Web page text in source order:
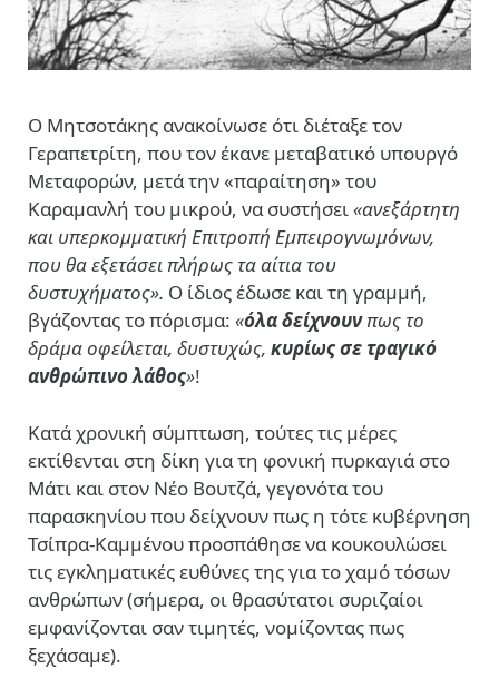
Ο Μητσοτάκης ανακοίνωσε ότι διέταξε τον
Γεραπετρίτη, που τον έκανε μεταβατικό υπουργό
Μεταφορών, μετά την «παραίτηση» του
Καραμανλή του μικρού, να συστήσει«ανεξάρτητη
και υπερκομματική Επιτροπή Εμπειρογνωμόνων,
που θα εξετάσει πλήρως τα αίτια του
δυστυχήματος». Ο ίδιος έδωσε και τη γραμμή,
βγάζοντας το πόρισμα: «όλα δείχνουνπως το
δράμα οφείλεται, δυστυχώς, κυρίως σε τραγικό
ανθρώπινο λάθος»!
Κατά χρονική σύμπτωση, τούτες τις μέρες
εκτίθενται στη δίκη για τη φονική πυρκαγιά στο
Μάτι και στον Νέο Βουτζά, γεγονότα του
παρασκηνίου που δείχνουν πως η τότε κυβέρνηση
Τσίπρα-Καμμένου προσπάθησε να κουκουλώσει
τις εγκληματικές ευθύνες της για το χαμό τόσων
ανθρώπων (σήμερα, οι θρασύτατοι συριζαίοι
εμφανίζονται σαν τιμητές, νομίζοντας πως
ξεχάσαμε).